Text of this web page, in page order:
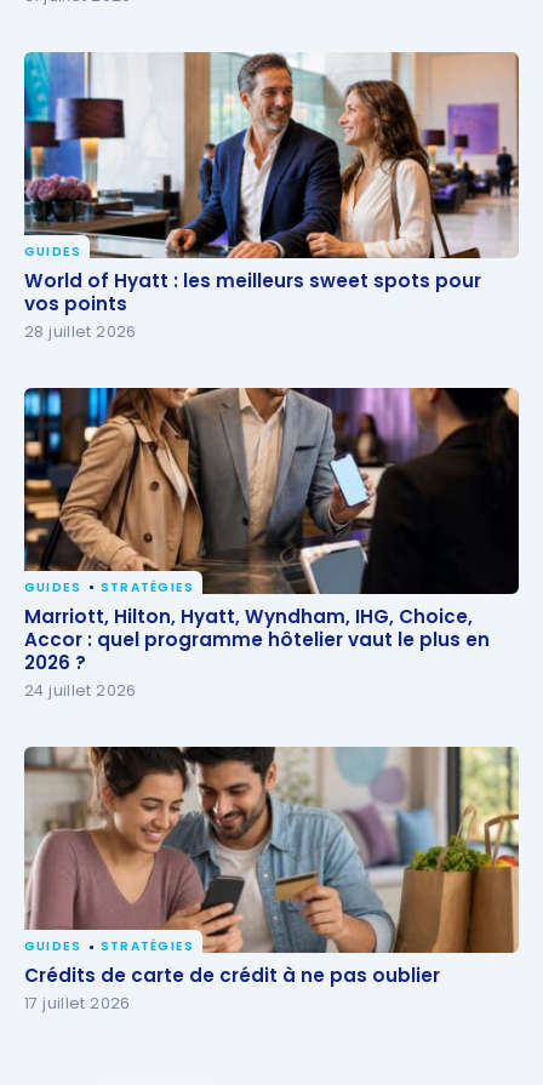
World of Hyatt : les meilleurs sweet spots pour vos
points
GUIDES
World of Hyatt : les meilleurs sweet spots pour
vos points
28 juillet 2026
Marriott, Hilton, Hyatt, Wyndham, IHG, Choice,
Accor : quel programme hôtelier vaut le plus en
2026 ?
GUIDES STRATÉGIES
Marriott, Hilton, Hyatt, Wyndham, IHG, Choice,
Accor : quel programme hôtelier vaut le plus en
2026 ?
24 juillet 2026
Crédits de carte de crédit à ne pas oublier
GUIDES STRATÉGIES
Crédits de carte de crédit à ne pas oublier
17 juillet 2026